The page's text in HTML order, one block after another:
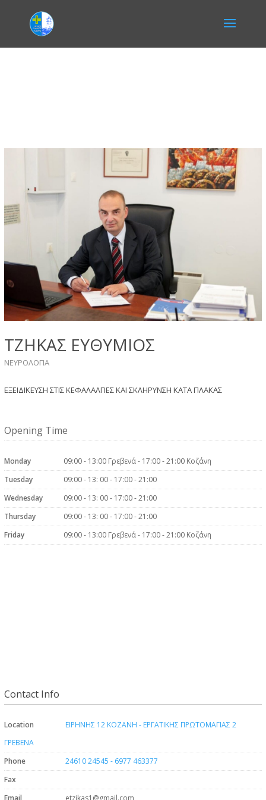
ΤΖΗΚΑΣ ΕΥΘΥΜΙΟΣ
ΝΕΥΡΟΛΟΓΙΑ
ΕΞΕΙΔΙΚΕΥΣΗ ΣΤΙΣ ΚΕΦΑΛΑΛΓΙΕΣ ΚΑΙ ΣΚΛΗΡΥΝΣΗ ΚΑΤΑ ΠΛΑΚΑΣ
Opening Time
Monday
09:00 - 13:00 Γρεβενά - 17:00 - 21:00 Κοζάνη
Tuesday
09:00 - 13: 00 - 17:00 - 21:00
Wednesday
09:00 - 13: 00 - 17:00 - 21:00
Thursday
09:00 - 13: 00 - 17:00 - 21:00
Friday
09:00 - 13:00 Γρεβενά - 17:00 - 21:00 Κοζάνη
Contact Info
Location
ΕΙΡΗΝΗΣ 12 ΚΟΖΑΝΗ - ΕΡΓΑΤΙΚΗΣ ΠΡΩΤΟΜΑΓΙΑΣ 2
ΓΡΕΒΕΝΑ
Phone
24610 24545 - 6977 463377
Fax
Email
etzikas1@gmail.com